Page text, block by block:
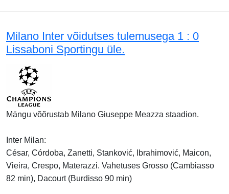
Milano Inter võidutses tulemusega 1 : 0
Lissaboni Sportingu üle.
Mängu võõrustab Milano Giuseppe Meazza staadion.
Inter Milan:
César, Córdoba, Zanetti, Stanković, Ibrahimović, Maicon,
Vieira, Crespo, Materazzi. Vahetuses Grosso (Cambiasso
82 min), Dacourt (Burdisso 90 min)